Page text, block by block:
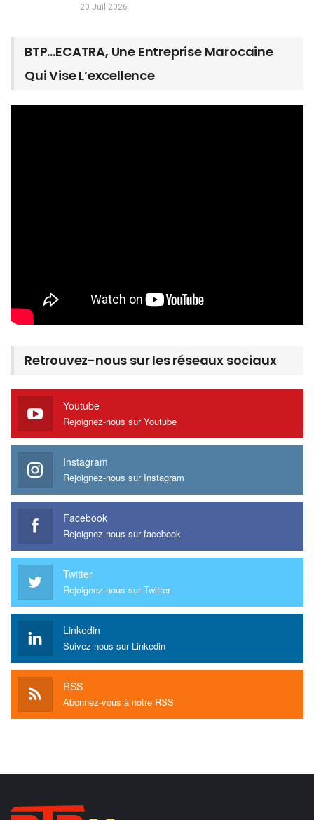
20 Juil 2026
BTP…ECATRA, Une Entreprise Marocaine
Qui Vise L’excellence
Retrouvez-nous sur les réseaux sociaux
Youtube
Rejoignez-nous sur Youtube
Instagram
Rejoignez-nous sur Instagram
Facebook
Rejoignez nous sur facebook
Twitter
Rejoignez-nous sur Twitter
Linkedin
Suivez-nous sur Linkedin
RSS
Abonnez-vous à notre RSS